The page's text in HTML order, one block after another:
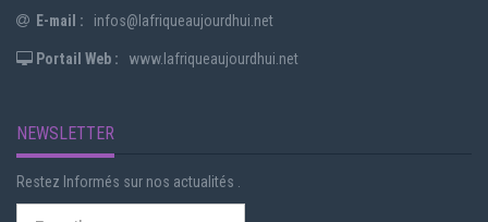
E-mail : infos@lafriqueaujourdhui.net
Portail Web : www.lafriqueaujourdhui.net
NEWSLETTER
Restez Informés sur nos actualités .